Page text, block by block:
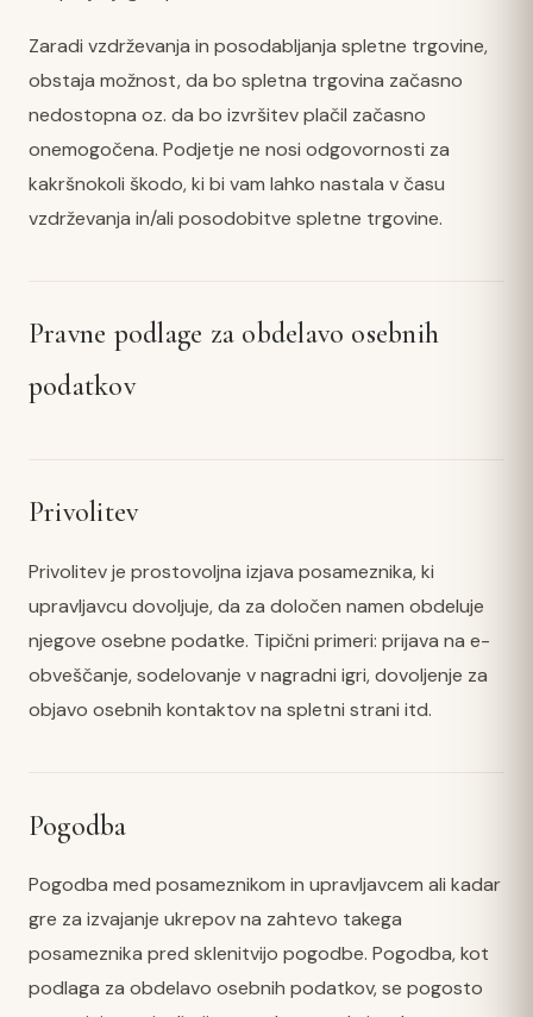
Zaradi vzdrževanja in posodabljanja spletne trgovine,
obstaja možnost, da bo spletna trgovina začasno
nedostopna oz. da bo izvršitev plačil začasno
onemogočena. Podjetje ne nosi odgovornosti za
kakršnokoli škodo, ki bi vam lahko nastala v času
vzdrževanja in/ali posodobitve spletne trgovine.
Pravne podlage za obdelavo osebnih
podatkov
Privolitev
Privolitev je prostovoljna izjava posameznika, ki
upravljavcu dovoljuje, da za določen namen obdeluje
njegove osebne podatke. Tipični primeri: prijava na e-
obveščanje, sodelovanje v nagradni igri, dovoljenje za
objavo osebnih kontaktov na spletni strani itd.
Pogodba
Pogodba med posameznikom in upravljavcem ali kadar
gre za izvajanje ukrepov na zahtevo takega
posameznika pred sklenitvijo pogodbe. Pogodba, kot
podlaga za obdelavo osebnih podatkov, se pogosto